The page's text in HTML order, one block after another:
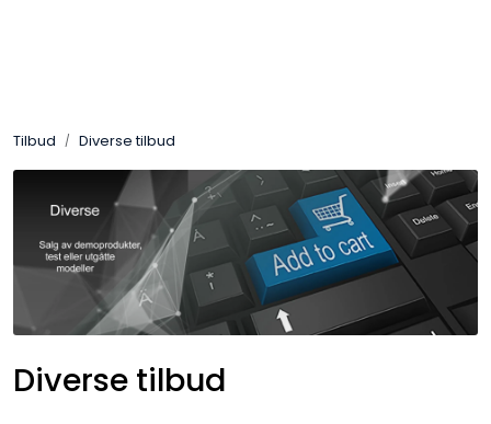
Tilbud Diverse tilbud
Diverse tilbud
SONOS
Smarthus
KNX
Stereo
Høyttalere